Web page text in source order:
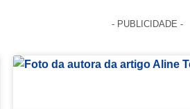
- PUBLICIDADE -